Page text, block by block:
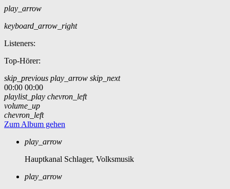
play_arrow
keyboard_arrow_right
Listeners:
Top-Hörer:
skip_previous play_arrow skip_next
00:00 00:00
playlist_play chevron_left
volume_up
chevron_left
Zum Album gehen
play_arrow
Hauptkanal Schlager, Volksmusik
play_arrow